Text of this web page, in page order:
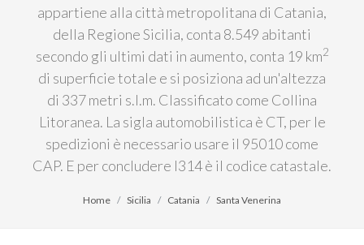
appartiene alla città metropolitana di Catania,
della Regione Sicilia, conta 8.549 abitanti
secondo gli ultimi dati in aumento, conta 19 km2
di superficie totale e si posiziona ad un'altezza
di 337 metri s.l.m. Classificato come Collina
Litoranea. La sigla automobilistica è CT, per le
spedizioni è necessario usare il 95010 come
CAP. E per concludere I314 è il codice catastale.
Home Sicilia Catania Santa Venerina